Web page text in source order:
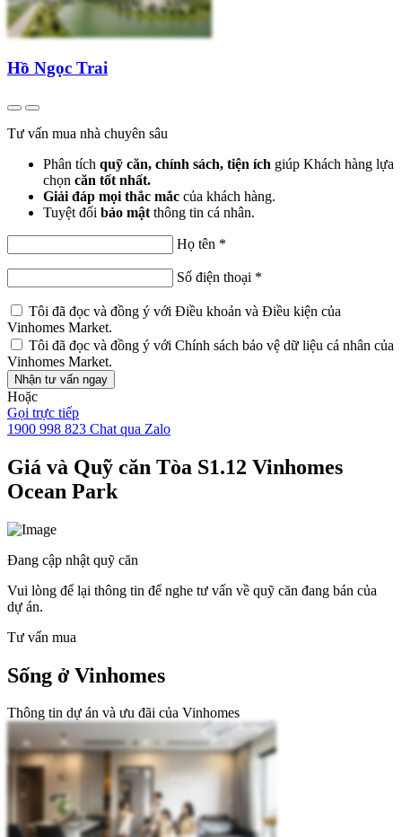
Hồ Ngọc Trai
Tư vấn mua nhà chuyên sâu
Phân tích quỹ căn, chính sách, tiện ích giúp Khách hàng lựa
chọn căn tốt nhất.
Giải đáp mọi thắc mắc của khách hàng.
Tuyệt đối bảo mật thông tin cá nhân.
Họ tên *
Số điện thoại *
Tôi đã đọc và đồng ý với Điều khoản và Điều kiện của
Vinhomes Market.
Tôi đã đọc và đồng ý với Chính sách bảo vệ dữ liệu cá nhân của
Vinhomes Market.
Nhận tư vấn ngay
Hoặc
Gọi trực tiếp
1900 998 823 Chat qua Zalo
Giá và Quỹ căn Tòa S1.12 Vinhomes
Ocean Park
Đang cập nhật quỹ căn
Vui lòng để lại thông tin để nghe tư vấn về quỹ căn đang bán của
dự án.
Tư vấn mua
Sống ở Vinhomes
Thông tin dự án và ưu đãi của Vinhomes